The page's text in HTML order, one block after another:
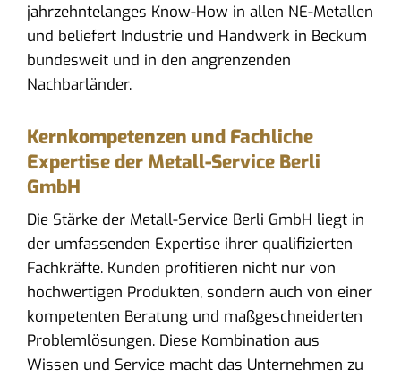
jahrzehntelanges Know-How in allen NE-Metallen
und beliefert Industrie und Handwerk in Beckum
bundesweit und in den angrenzenden
Nachbarländer.
Kernkompetenzen und Fachliche
Expertise der Metall-Service Berli
GmbH
Die Stärke der Metall-Service Berli GmbH liegt in
der umfassenden Expertise ihrer qualifizierten
Fachkräfte. Kunden profitieren nicht nur von
hochwertigen Produkten, sondern auch von einer
kompetenten Beratung und maßgeschneiderten
Problemlösungen. Diese Kombination aus
Wissen und Service macht das Unternehmen zu